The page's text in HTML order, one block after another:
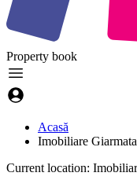
Property book
Acasă
Imobiliare
Current location: